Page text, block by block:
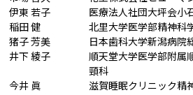
伊東 若子
医療法人社団大坪会小
稲田 健
北里大学医学部精神科
猪子 芳美
日本歯科大学新潟病院
井下 綾子
順天堂大学医学部附属
頸科
今井 眞
滋賀睡眠クリニック精